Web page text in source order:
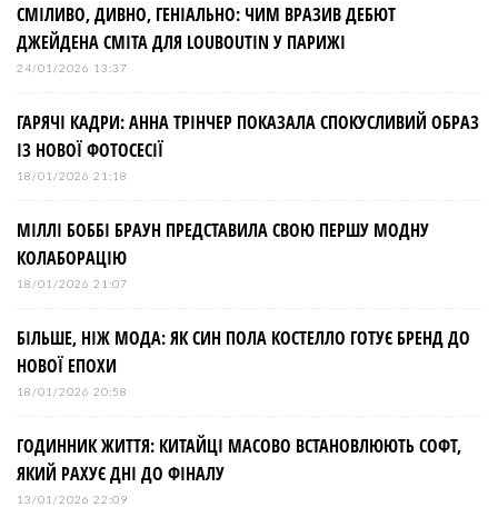
СМІЛИВО, ДИВНО, ГЕНІАЛЬНО: ЧИМ ВРАЗИВ ДЕБЮТ
ДЖЕЙДЕНА СМІТА ДЛЯ LOUBOUTIN У ПАРИЖІ
24/01/2026 13:37
ГАРЯЧІ КАДРИ: АННА ТРІНЧЕР ПОКАЗАЛА СПОКУСЛИВИЙ ОБРАЗ
ІЗ НОВОЇ ФОТОСЕСІЇ
18/01/2026 21:18
МІЛЛІ БОББІ БРАУН ПРЕДСТАВИЛА СВОЮ ПЕРШУ МОДНУ
КОЛАБОРАЦІЮ
18/01/2026 21:07
БІЛЬШЕ, НІЖ МОДА: ЯК СИН ПОЛА КОСТЕЛЛО ГОТУЄ БРЕНД ДО
НОВОЇ ЕПОХИ
18/01/2026 20:58
ГОДИННИК ЖИТТЯ: КИТАЙЦІ МАСОВО ВСТАНОВЛЮЮТЬ СОФТ,
ЯКИЙ РАХУЄ ДНІ ДО ФІНАЛУ
13/01/2026 22:09